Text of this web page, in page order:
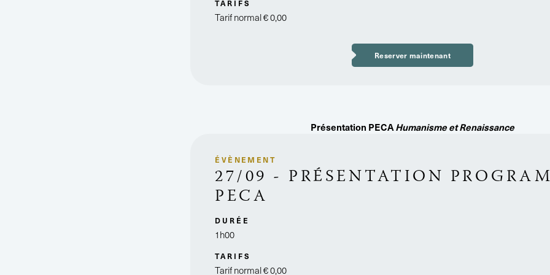
TARIFS
Tarif normal€ 0,00
Reserver maintenant
Présentation PECAHumanisme et Renaissance
ÉVÈNEMENT
27/09 - PRÉSENTATION
PECA
DURÉE
1h00
TARIFS
Tarif normal€ 0,00